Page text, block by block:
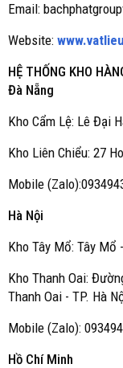
Email:
Website:
HỆ THỐNG KHO
Đà Nẵng
Kho Cẩm Lệ: Lê Đại
Kho Liên Chiểu: 27
Mobile
Hà Nội
Kho Tây Mổ: Tây Mổ
Kho Thanh Oai:
Thanh Oai - TP. Hà
Mobile (Zalo):
Hồ Chí Minh